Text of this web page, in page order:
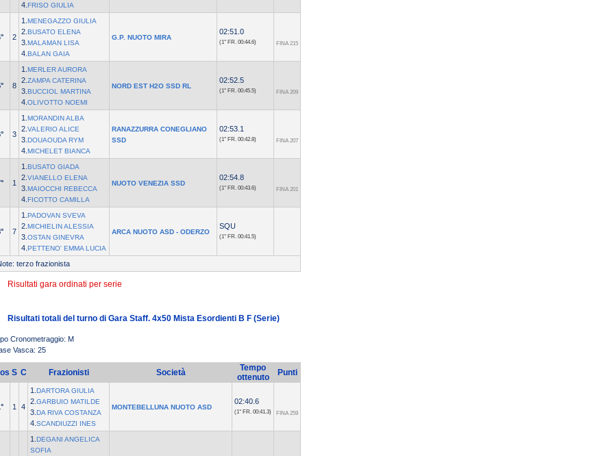
4. FRISO GIULIA
2
1. MENEGAZZO GIULIA
2. BUSATO ELENA
3. MALAMAN LISA
4. BALAN GAIA
G.P. NUOTO MIRA
02:51.0
(1° FR. 00:44.6) FINA 215
8
1. MERLER AURORA
2. ZAMPA CATERINA
3. BUCCIOL MARTINA
4. OLIVOTTO NOEMI
NORD EST H2O SSD RL
02:52.5
(1° FR. 00:45.5) FINA 209
3
1. MORANDIN ALBA
2. VALERIO ALICE
3. DOUAOUDA RYM
4. MICHELET BIANCA
RANAZZURRA CONEGLIANO
SSD
02:53.1
(1° FR. 00:42.8) FINA 207
1
1. BUSATO GIADA
2. VIANELLO ELENA
3. MAIOCCHI REBECCA
4. FICOTTO CAMILLA
NUOTO VENEZIA SSD
02:54.8
(1° FR. 00:43.6) FINA 201
7
1. PADOVAN SVEVA
2. MICHIELIN ALESSIA
3. OSTAN GINEVRA
4. PETTENO' EMMA LUCIA
ARCA NUOTO ASD - ODERZO
SQU
(1° FR. 00:41.5)
terzo frazionista
Risultati gara ordinati per serie
Risultati totali del turno di Gara Staff. 4x50 Mista Esordienti B F (Serie)
Cronometraggio: M
Vasca: 25
S C Frazionisti Società
Tempo
ottenuto
Punti
1 4
1. DARTORA GIULIA
2. GARBUIO MATILDE
3. DA RIVA COSTANZA
4. SCANDIUZZI INES
MONTEBELLUNA NUOTO ASD
02:40.6
(1° FR. 00:41.3) FINA 259
1. DEGANI ANGELICA
SOFIA